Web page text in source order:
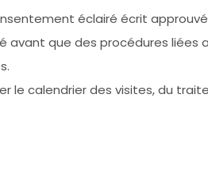
éclairé écrit
avant que des procédures
le calendrier des visites, du